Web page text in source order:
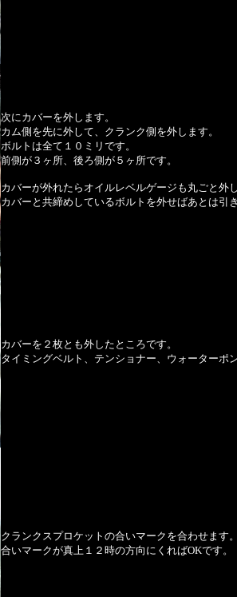
次にカバーを外します。
カム側を先に外して、クランク側を外します。
ボルトは全て１０ミリです。
前側が３ヶ所、後ろ側が５ヶ所です。
カバーが外れたらオイルレベルゲージも丸ごと外
カバーと共締めしているボルトを外せばあとは引
カバーを２枚とも外したところです。
タイミングベルト、テンショナー、ウォーターポ
クランクスプロケットの合いマークを合わせます。
合いマークが真上１２時の方向にくればOKです。